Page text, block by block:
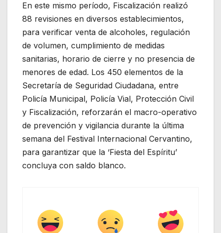
En este mismo período, Fiscalización realizó
88 revisiones en diversos establecimientos,
para verificar venta de alcoholes, regulación
de volumen, cumplimiento de medidas
sanitarias, horario de cierre y no presencia de
menores de edad. Los 450 elementos de la
Secretaría de Seguridad Ciudadana, entre
Policía Municipal, Policía Vial, Protección Civil
y Fiscalización, reforzarán el macro-operativo
de prevención y vigilancia durante la última
semana del Festival Internacional Cervantino,
para garantizar que la ‘Fiesta del Espíritu’
concluya con saldo blanco.